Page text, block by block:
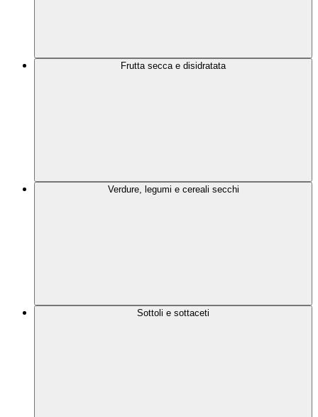
Frutta secca e disidratata
Verdure, legumi e cereali secchi
Sottoli e sottaceti